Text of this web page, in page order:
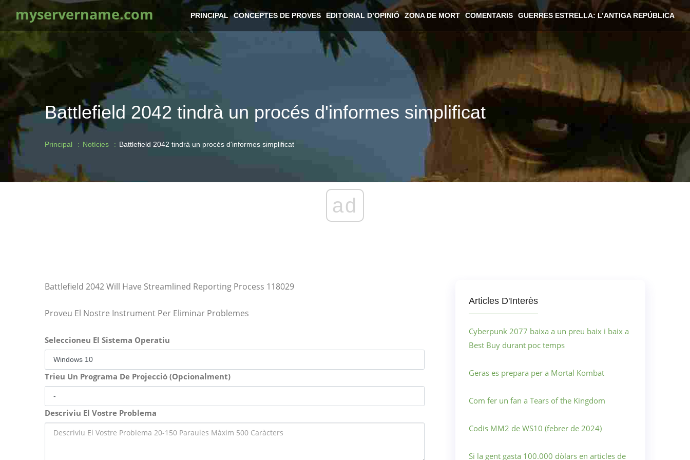
myservername.com PRINCIPAL CONCEPTES DE PROVES EDITORIAL D’OPINIÓ ZONA DE MORT COMENTARIS GUERRES ESTRELLA: L’ANTIGA REPÚBLICA
Battlefield 2042 tindrà un procés d'informes simplificat
Principal Notícies Battlefield 2042 tindrà un procés d'informes simplificat
ad
Battlefield 2042 Will Have Streamlined Reporting Process 118029
Proveu El Nostre Instrument Per Eliminar Problemes
Seleccioneu El Sistema Operatiu
Trieu Un Programa De Projecció (Opcionalment)
Descriviu El Vostre Problema
Articles D'Interès
Cyberpunk 2077 baixa a un preu baix i baix a
Best Buy durant poc temps
Geras es prepara per a Mortal Kombat
Com fer un fan a Tears of the Kingdom
Codis MM2 de WS10 (febrer de 2024)
Si la gent gasta 100.000 dòlars en articles de